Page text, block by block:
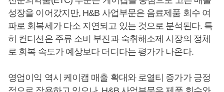
성장을 이어갔지만, H&B 사업부문은 음료제품 회수 여
파로 회복세가 다소 지연되고 있는 것으로 분석된다. 특
히 컨디션은 주류 소비 부진과 숙취해소제 시장의 정체
로 회복 속도가 예상보다 더디다는 평가가 나온다.
영업이익 역시 케이캡 매출 확대와 로열티 증가가 긍정